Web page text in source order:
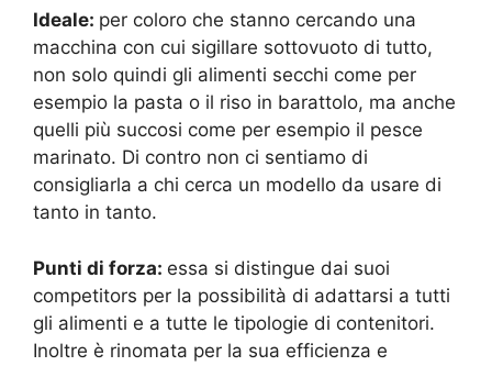
Ideale: per coloro che stanno cercando una
macchina con cui sigillare sottovuoto di tutto,
non solo quindi gli alimenti secchi come per
esempio la pasta o il riso in barattolo, ma anche
quelli più succosi come per esempio il pesce
marinato. Di contro non ci sentiamo di
consigliarla a chi cerca un modello da usare di
tanto in tanto.
Punti di forza: essa si distingue dai suoi
competitors per la possibilità di adattarsi a tutti
gli alimenti e a tutte le tipologie di contenitori.
Inoltre è rinomata per la sua efficienza e